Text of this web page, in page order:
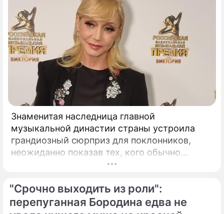
Знаменитая наследница главной
музыкальной династии страны устроила
грандиозный сюрприз для поклонников,
неожиданно показав тех, кого обычно
тщательно скрывает от посторонних глаз.
продолжает наслаждаться европейскими
каникулами, щедро делясь с публикой
"Срочно выходить из роли":
перепуганная Бородина едва не